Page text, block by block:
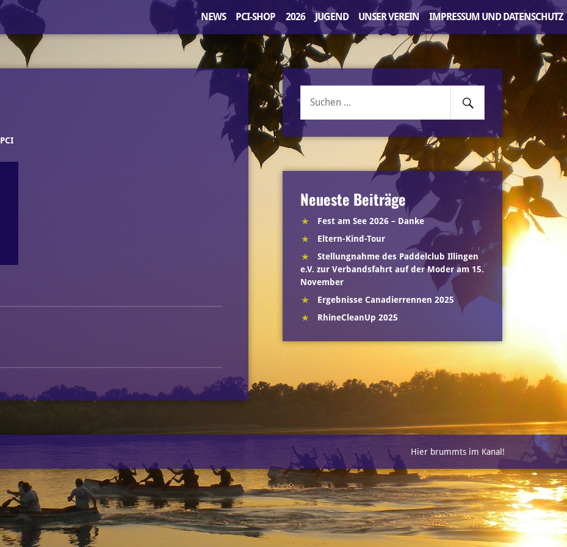
NEWS PCI-SHOP 2026 JUGEND UNSER VEREIN IMPRESSUM UND DATENSCHUTZ
PCI
Suche
Senden
Neueste Beiträge
Fest am See 2026 – Danke
Eltern-Kind-Tour
Stellungnahme des Paddelclub Illingen
e.V. zur Verbandsfahrt auf der Moder am 15.
November
Ergebnisse Canadierrennen 2025
RhineCleanUp 2025
Hier brummts im Kanal!